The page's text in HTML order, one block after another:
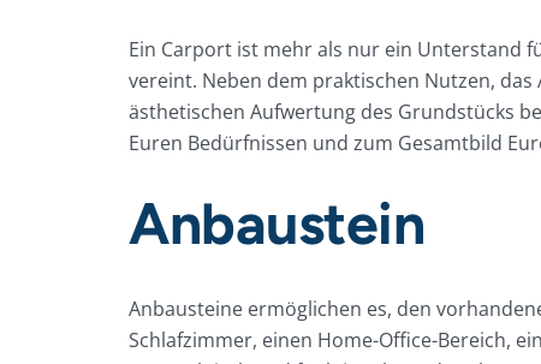
Ein Carport ist mehr als nur ein Unterstand
vereint. Neben dem praktischen Nutzen,
ästhetischen Aufwertung des Grundstücks
Euren Bedürfnissen und zum Gesamtbild
Anbaustein
Anbausteine ermöglichen es, den
Schlafzimmer, einen Home-Office-Bereich,